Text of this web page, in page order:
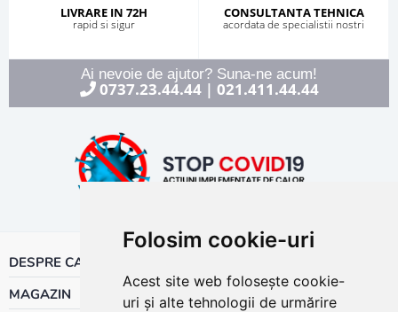
Folosim cookie-uri
Acest site web folosește cookie-
uri și alte tehnologii de urmărire
LIVRARE IN 72H
rapid si sigur
CONSULTANTA TEHNICA
acordata de specialistii nostri
Ai nevoie de ajutor? Suna-ne acum!
0737.23.44.44| 021.411.44.44
DESPRE CALOR
MAGAZIN